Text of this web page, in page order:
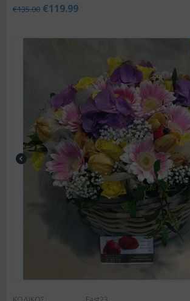
€135.00 €119.99